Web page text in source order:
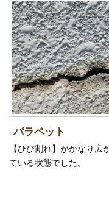
パラペット
【ひび割れ】がかなり広
ている状態でした。